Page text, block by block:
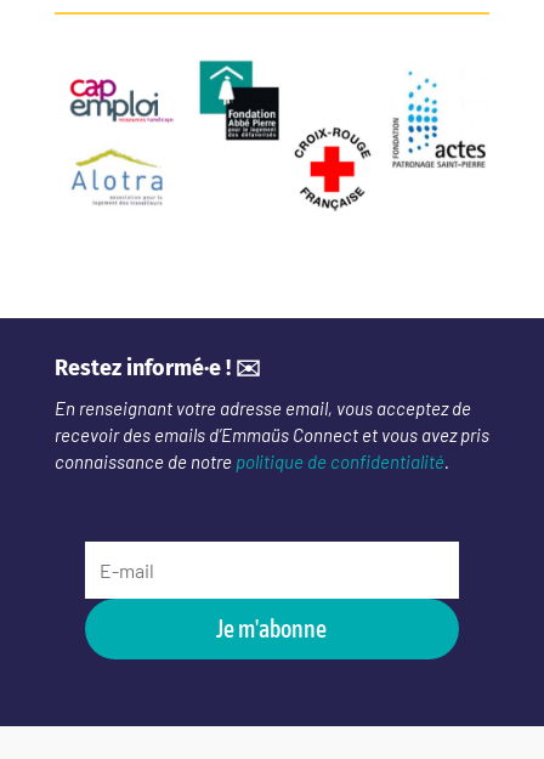
Restez informé·e ! ✉️
En renseignant votre adresse email, vous acceptez de
recevoir des emails d’Emmaüs Connect et vous avez pris
connaissance de notre politique de confidentialité.
Je m'abonne